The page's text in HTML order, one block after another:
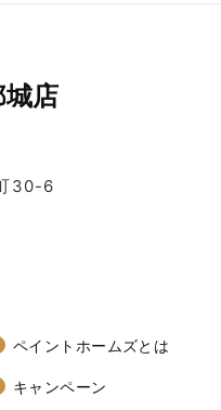
店
30-6
ペイントホームズとは
キャンペーン